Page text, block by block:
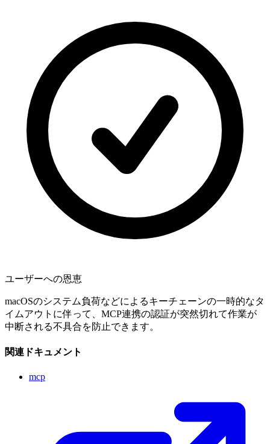
ユーザーへの恩恵
macOSのシステム負荷などによるキーチェーンの一時的なタ
イムアウトに伴って、MCP連携の認証が突然切れて作業が
中断される不具合を防止できます。
関連ドキュメント
mcp